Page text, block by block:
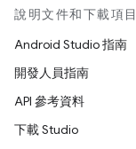
說明文件和下載項目
Android Studio 指南
開發人員指南
API 參考資料
下載 Studio